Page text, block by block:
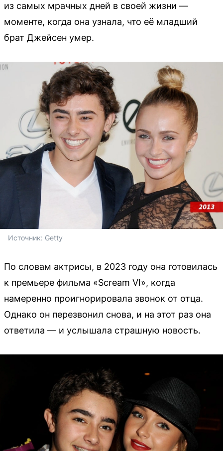
из самых мрачных дней в своей жизни —
моменте, когда она узнала, что её младший
брат Джейсен умер.
Источник: Getty
По словам актрисы, в 2023 году она готовилась
к премьере фильма «Scream VI», когда
намеренно проигнорировала звонок от отца.
Однако он перезвонил снова, и на этот раз она
ответила — и услышала страшную новость.